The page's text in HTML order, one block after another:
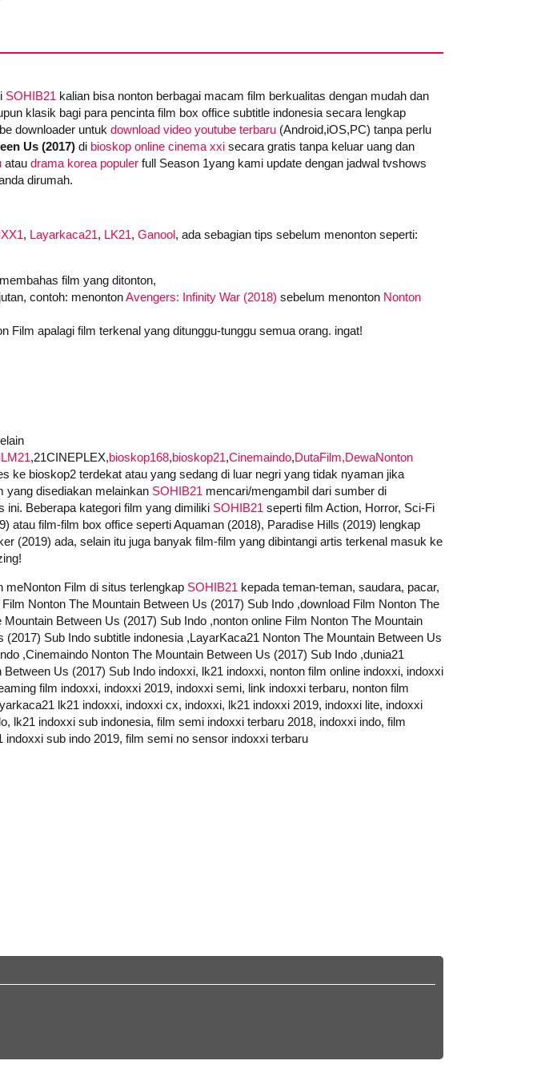
SOHIB21 kalian bisa nonton berbagai macam film berkualitas dengan mudah dan
klasik bagi para pencinta film box office subtitle indonesia secara lengkap
downloader untuk download video youtube terbaru (Android,iOS,PC) tanpa perlu
Us (2017) di bioskop online cinema xxi secara gratis tanpa keluar uang dan
atau drama korea populer full Season 1yang kami update dengan jadwal tvshows
dirumah.
, Layarkaca21, LK21, Ganool, ada sebagian tips sebelum menonton seperti:
film yang ditonton,
contoh: menontonAvengers: Infinity War (2018) sebelum menonton Nonton
Film apalagi film terkenal yang ditunggu-tunggu semua orang. ingat!
,21CINEPLEX,bioskop168,bioskop21,Cinemaindo,DutaFilm,DewaNonton
bioskop2 terdekat atau yang sedang di luar negri yang tidak nyaman jika
yang disediakan melainkan SOHIB21 mencari/mengambil dari sumber di
ini. Beberapa kategori film yang dimiliki SOHIB21 seperti film Action, Horror, Sci-Fi
atau film-film box office seperti Aquaman (2018), Paradise Hills (2019) lengkap
(2019) ada, selain itu juga banyak film-film yang dibintangi artis terkenal masuk ke
meNonton Film di situs terlengkap SOHIB21 kepada teman-teman, saudara, pacar,
Nonton The Mountain Between Us (2017) Sub Indo ,download Film Nonton The
Between Us (2017) Sub Indo ,nonton online Film Nonton The Mountain
Sub Indo subtitle indonesia ,LayarKaca21 Nonton The Mountain Between Us
,Cinemaindo Nonton The Mountain Between Us (2017) Sub Indo ,dunia21
Us (2017) Sub Indo indoxxi, lk21 indoxxi, nonton film online indoxxi, indoxxi
film indoxxi, indoxxi 2019, indoxxi semi, link indoxxi terbaru, nonton film
lk21 indoxxi, indoxxi cx, indoxxi, lk21 indoxxi 2019, indoxxi lite, indoxxi
lk21 indoxxi sub indonesia, film semi indoxxi terbaru 2018, indoxxi indo, film
sub indo 2019, film semi no sensor indoxxi terbaru